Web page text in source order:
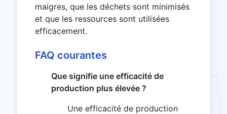
maigres, que les déchets sont minimisés
et que les ressources sont utilisées
efficacement.
FAQ courantes
Que signifie une efficacité de
production plus élevée ?
Une efficacité de production